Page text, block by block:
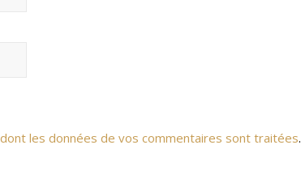
les données de vos commentaires sont traitées.